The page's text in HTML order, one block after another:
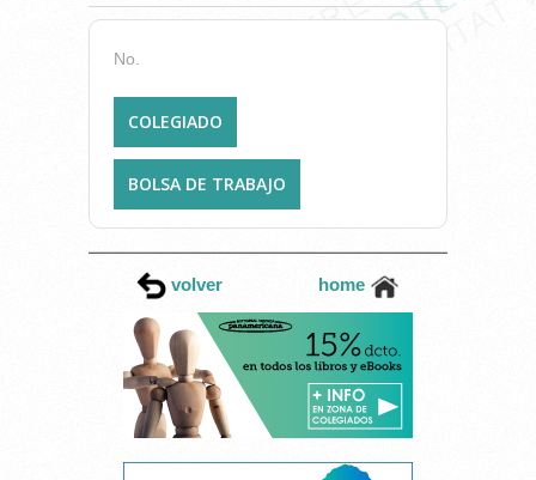
No.
COLEGIADO
BOLSA DE TRABAJO
volver home